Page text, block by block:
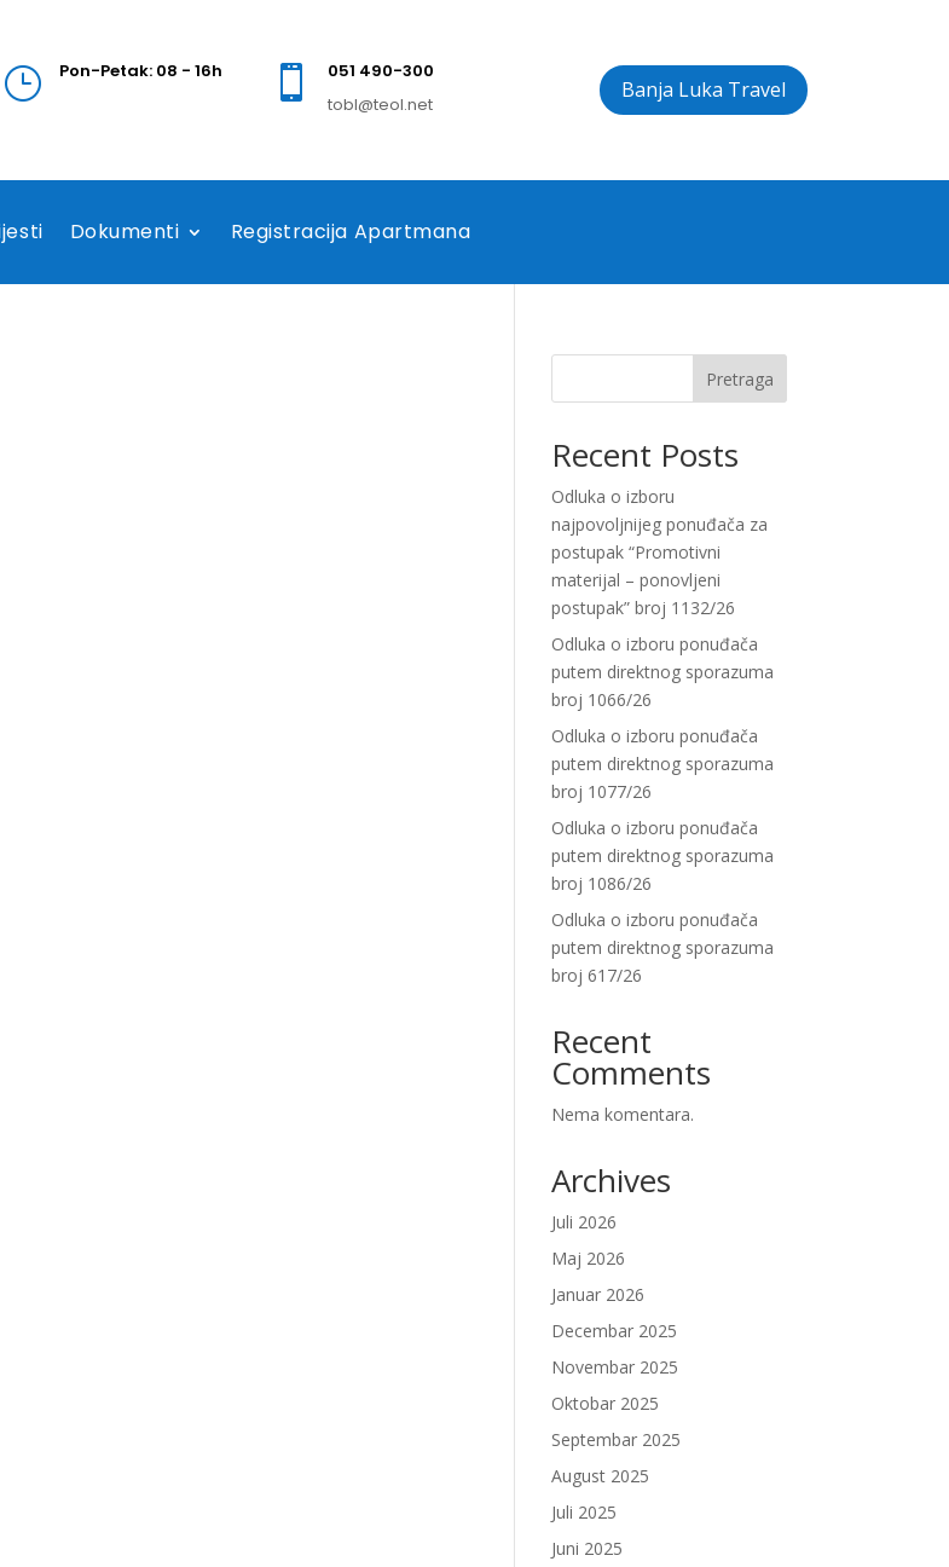
} Pon-Petak: 08 - 16h 
051 490-300
tobl@teol.net
Banja Luka Travel
Dokumenti Registracija Apartmana
Pretraga
Recent Posts
Odluka o izboru
najpovoljnijeg ponuđača za
postupak “Promotivni
materijal – ponovljeni
postupak” broj 1132/26
Odluka o izboru ponuđača
putem direktnog sporazuma
broj 1066/26
Odluka o izboru ponuđača
putem direktnog sporazuma
broj 1077/26
Odluka o izboru ponuđača
putem direktnog sporazuma
broj 1086/26
Odluka o izboru ponuđača
putem direktnog sporazuma
broj 617/26
Recent
Comments
Nema komentara.
Archives
Juli 2026
Maj 2026
Januar 2026
Decembar 2025
Novembar 2025
Oktobar 2025
Septembar 2025
August 2025
Juli 2025
Juni 2025